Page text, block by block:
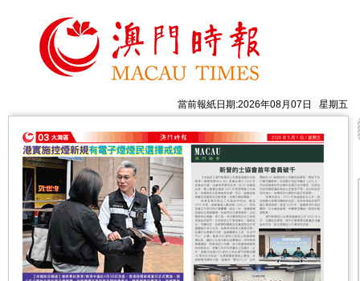
當前報紙日期:2026年08月07日 星期五